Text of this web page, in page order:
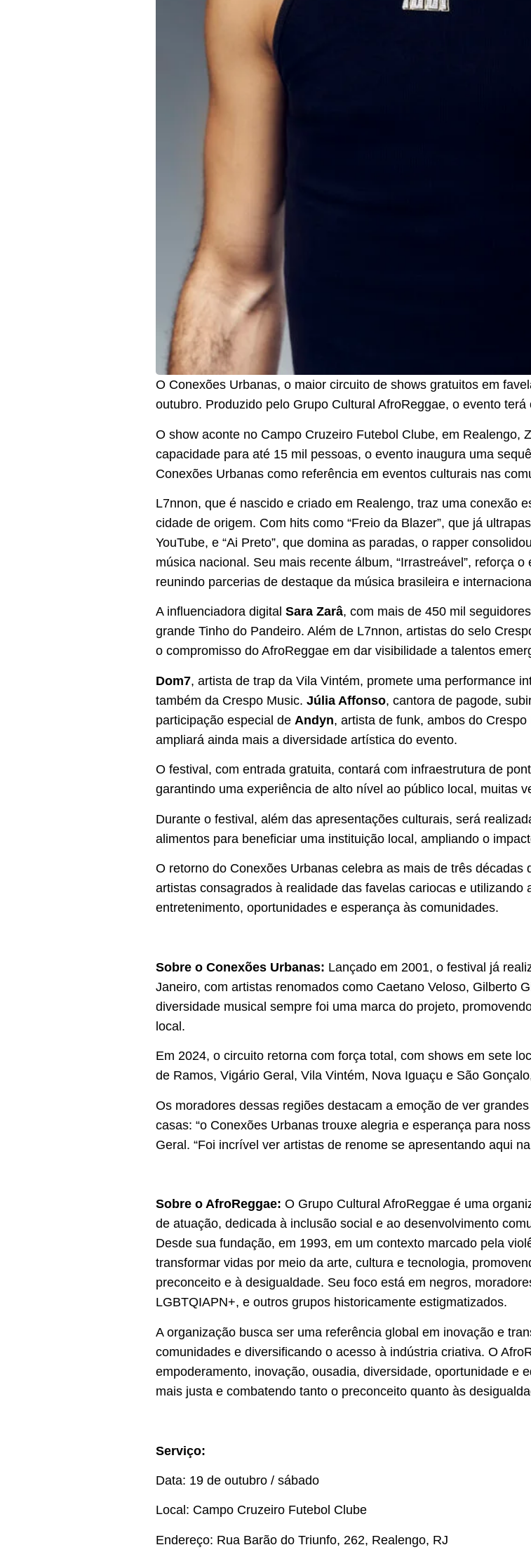
O Conexões Urbanas, o maior circuito de shows gratuitos em
outubro. Produzido pelo Grupo Cultural AfroReggae, o evento
O show aconte no Campo Cruzeiro Futebol Clube, em Realengo,
capacidade para até 15 mil pessoas, o evento inaugura uma
Conexões Urbanas como referência em eventos culturais nas
L7nnon, que é nascido e criado em Realengo, traz uma conexão
cidade de origem. Com hits como “Freio da Blazer”, que já
YouTube, e “Ai Preto”, que domina as paradas, o rapper
música nacional. Seu mais recente álbum, “Irrastreável”, reforça
reunindo parcerias de destaque da música brasileira e
A influenciadora digital Sara Zarâ, com mais de 450 mil
grande Tinho do Pandeiro. Além de L7nnon, artistas do selo
o compromisso do AfroReggae em dar visibilidade a talentos
Dom7, artista de trap da Vila Vintém, promete uma performance
também da Crespo Music. Júlia Affonso, cantora de pagode,
participação especial de Andyn, artista de funk, ambos do
ampliará ainda mais a diversidade artística do evento.
O festival, com entrada gratuita, contará com infraestrutura de
garantindo uma experiência de alto nível ao público local, muitas
Durante o festival, além das apresentações culturais, será
alimentos para beneficiar uma instituição local, ampliando o
O retorno do Conexões Urbanas celebra as mais de três décadas
artistas consagrados à realidade das favelas cariocas e
entretenimento, oportunidades e esperança às comunidades.
Sobre o Conexões Urbanas: Lançado em 2001, o festival já
Janeiro, com artistas renomados como Caetano Veloso, Gilberto
diversidade musical sempre foi uma marca do projeto,
local.
Em 2024, o circuito retorna com força total, com shows em sete
de Ramos, Vigário Geral, Vila Vintém, Nova Iguaçu e São
Os moradores dessas regiões destacam a emoção de ver
casas: “o Conexões Urbanas trouxe alegria e esperança para
Geral. “Foi incrível ver artistas de renome se apresentando aqui
Sobre o AfroReggae: O Grupo Cultural AfroReggae é uma
de atuação, dedicada à inclusão social e ao desenvolvimento
Desde sua fundação, em 1993, em um contexto marcado pela
transformar vidas por meio da arte, cultura e tecnologia,
preconceito e à desigualdade. Seu foco está em negros,
LGBTQIAPN+, e outros grupos historicamente estigmatizados.
A organização busca ser uma referência global em inovação e
comunidades e diversificando o acesso à indústria criativa. O
empoderamento, inovação, ousadia, diversidade, oportunidade e
mais justa e combatendo tanto o preconceito quanto às
Serviço:
Data: 19 de outubro / sábado
Local: Campo Cruzeiro Futebol Clube
Endereço: Rua Barão do Triunfo, 262, Realengo, RJ